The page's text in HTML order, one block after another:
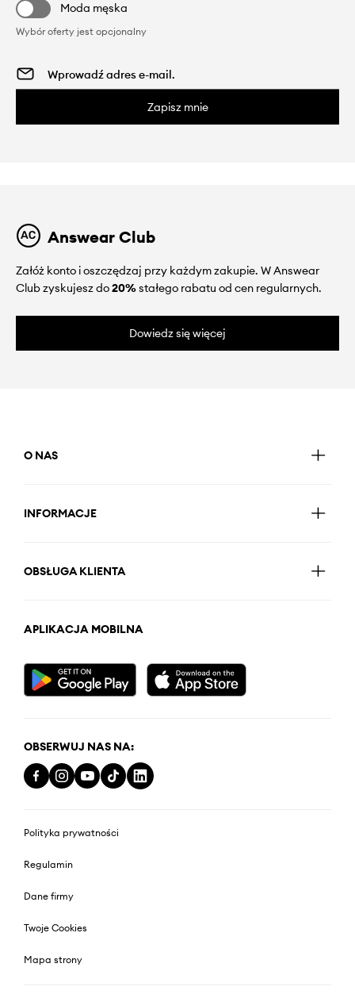
Moda męska
Wybór oferty jest opcjonalny
Zapisz mnie
Answear Club
Załóż konto i oszczędzaj przy każdym zakupie. W Answear
Club zyskujesz do20%stałego rabatu od cen regularnych.
Dowiedz się więcej
O NAS
INFORMACJE
OBSŁUGA KLIENTA
APLIKACJA MOBILNA
OBSERWUJ NAS NA:
Polityka prywatności
Regulamin
Dane firmy
Twoje Cookies
Mapa strony